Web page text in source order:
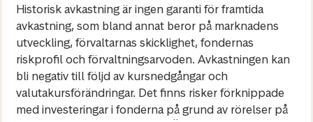
Historisk avkastning är ingen garanti för framtida
avkastning, som bland annat beror på marknadens
utveckling, förvaltarnas skicklighet, fondernas
riskprofil och förvaltningsarvoden. Avkastningen kan
bli negativ till följd av kursnedgångar och
valutakursförändringar. Det finns risker förknippade
med investeringar i fonderna på grund av rörelser på